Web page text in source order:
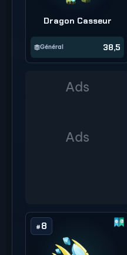
Dragon Casseur
Général 38,5
# 8